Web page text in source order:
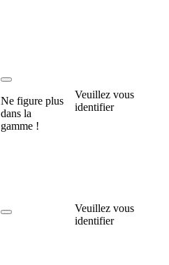
Ne figure plus
dans la
gamme !
Veuillez vous
identifier
Veuillez vous
identifier